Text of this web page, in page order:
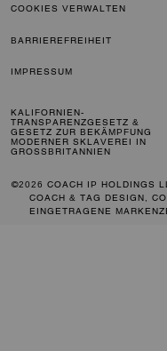
COOKIES VERWALTEN
BARRIEREFREIHEIT
IMPRESSUM
KALIFORNIEN-
TRANSPARENZGESETZ &
GESETZ ZUR BEKÄMPFUNG
MODERNER SKLAVEREI IN
GROSSBRITANNIEN
©2026 COACH IP HOLDINGS
COACH & TAG DESIGN,
EINGETRAGENE